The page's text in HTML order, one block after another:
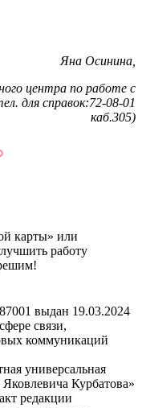
Яна Осинина,
центра по работе с
для справок:72-08-01
каб.305)
карты» или
работу
выдан 19.03.2024
связи,
коммуникаций
универсальная
Курбатова»
редакции